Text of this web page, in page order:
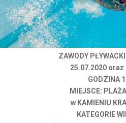
ZAWODY
25.07.2020 oraz
GODZINA
MIEJSCE:
w KAMIENIU
KATEGORIE